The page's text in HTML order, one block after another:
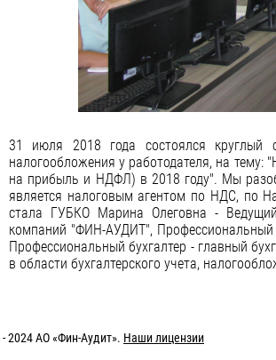
31 июля 2018 года состоялся круглый
налогообложения у работодателя, на тему:
на прибыль и НДФЛ) в 2018 году". Мы
является налоговым агентом по НДС,
стала ГУБКО Марина Олеговна - Ведущий
компаний "ФИН-АУДИТ", Профессиональный
Профессиональный бухгалтер - главный
в области бухгалтерского учета,
2024АО «Фин-Аудит». Наши лицензии